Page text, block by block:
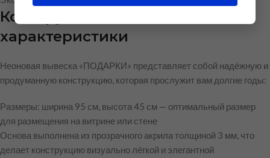
Конструктивные особенности и
характеристики
Неоновая вывеска «ПОДАРКИ» представляет собой надёжную и
продуманную конструкцию, которая прослужит вам долгие годы:
Размеры: ширина 95 см, высота 45 см — оптимальный размер
для размещения на витрине или стене
Основа выполнена из прозрачного акрила толщиной 3 мм, что
делает конструкцию визуально лёгкой и элегантной